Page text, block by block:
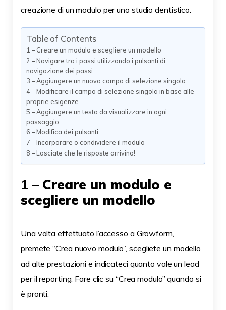
creazione di un modulo per uno studio dentistico.
Table of Contents
1 – Creare un modulo e scegliere un modello
2 – Navigare tra i passi utilizzando i pulsanti di
navigazione dei passi
3 – Aggiungere un nuovo campo di selezione singola
4 – Modificare il campo di selezione singola in base alle
proprie esigenze
5 – Aggiungere un testo da visualizzare in ogni
passaggio
6 – Modifica dei pulsanti
7 – Incorporare o condividere il modulo
8 – Lasciate che le risposte arrivino!
1 – Creare un modulo e
scegliere un modello
Una volta effettuato l’accesso a Growform,
premete “Crea nuovo modulo”, scegliete un modello
ad alte prestazioni e indicateci quanto vale un lead
per il reporting. Fare clic su “Crea modulo” quando si
è pronti: